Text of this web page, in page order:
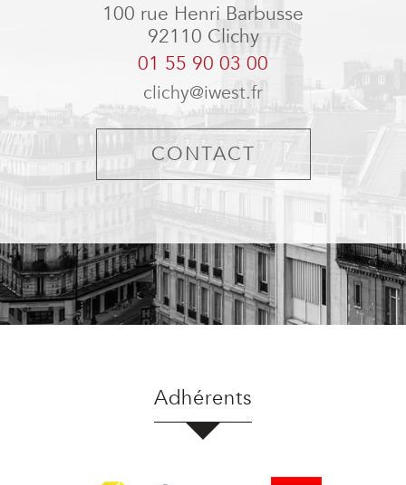
100 rue Henri Barbusse
92110 Clichy
01 55 90 03 00
clichy@iwest.fr
CONTACT
adhérents